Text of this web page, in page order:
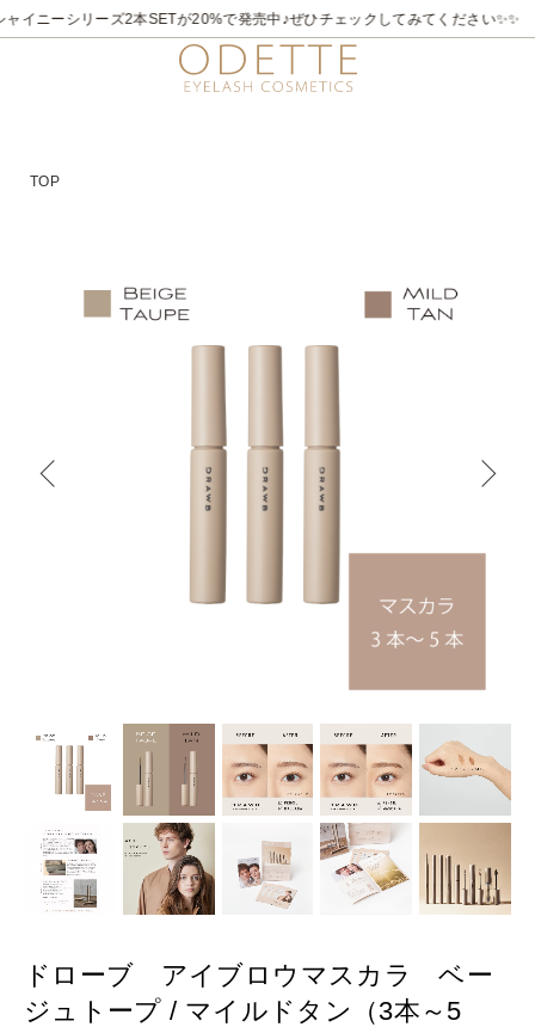
イニーシリーズ2本SETが20%で発売中♪ぜひチェックしてみてください✨✨
TOP
ドローブ アイブロウマスカラ ベー
ジュトープ / マイルドタン（3本～5